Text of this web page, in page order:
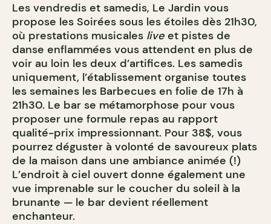
Les vendredis et samedis, Le Jardin vous
propose les Soirées sous les étoiles dès 21h30,
où prestations musicales live et pistes de
danse enflammées vous attendent en plus de
voir au loin les deux d’artifices. Les samedis
uniquement, l’établissement organise toutes
les semaines les Barbecues en folie de 17h à
21h30. Le bar se métamorphose pour vous
proposer une formule repas au rapport
qualité-prix impressionnant. Pour 38$, vous
pourrez déguster à volonté de savoureux plats
de la maison dans une ambiance animée (!)
L’endroit à ciel ouvert donne également une
vue imprenable sur le coucher du soleil à la
brunante — le bar devient réellement
enchanteur.